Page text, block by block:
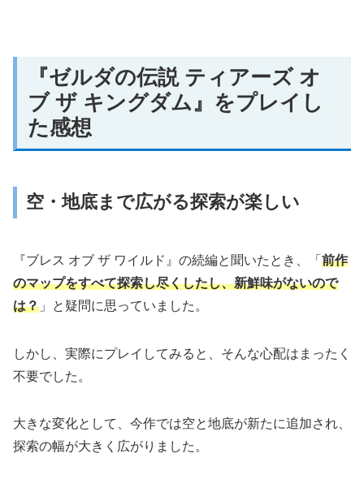
『ゼルダの伝説 ティアーズ オ
ブ ザ キングダム』をプレイし
た感想
空・地底まで広がる探索が楽しい
『ブレス オブ ザ ワイルド』の続編と聞いたとき、「 前作
のマップをすべて探索し尽くしたし、新鮮味がないので
は？ 」と疑問に思っていました。
しかし、実際にプレイしてみると、そんな心配はまったく
不要でした。
大きな変化として、今作では空と地底が新たに追加され、
探索の幅が大きく広がりました。